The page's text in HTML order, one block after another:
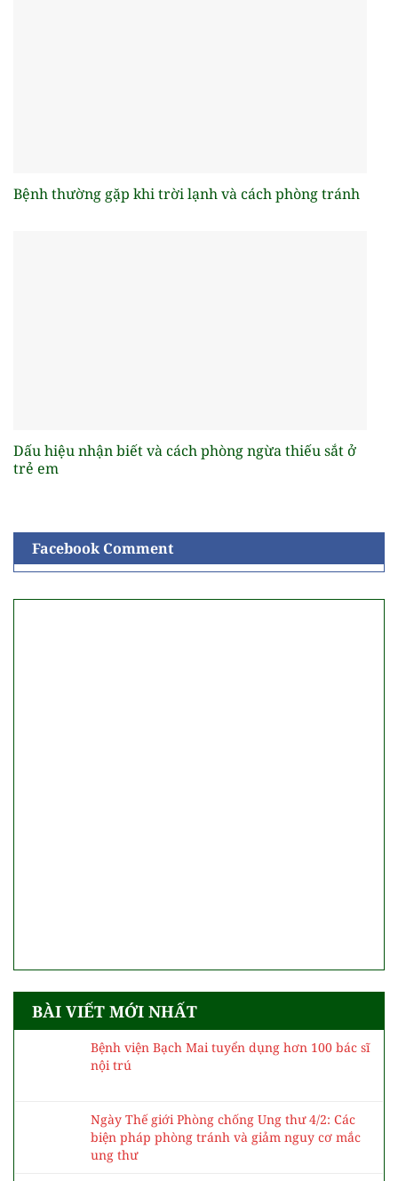
Bệnh thường gặp khi trời lạnh và cách phòng tránh
Dấu hiệu nhận biết và cách phòng ngừa thiếu sắt ở
trẻ em
Facebook Comment
BÀI VIẾT MỚI NHẤT
Bệnh viện Bạch Mai tuyển dụng hơn 100 bác sĩ
nội trú
Ngày Thế giới Phòng chống Ung thư 4/2: Các
biện pháp phòng tránh và giảm nguy cơ mắc
ung thư